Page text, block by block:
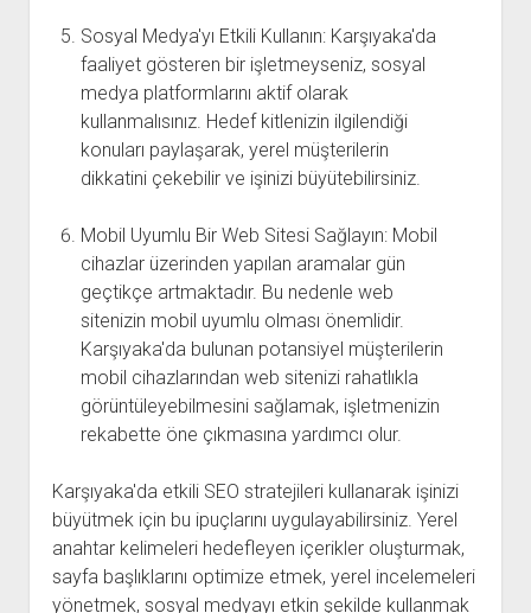
Sosyal Medya'yı Etkili Kullanın: Karşıyaka'da
faaliyet gösteren bir işletmeyseniz, sosyal
medya platformlarını aktif olarak
kullanmalısınız. Hedef kitlenizin ilgilendiği
konuları paylaşarak, yerel müşterilerin
dikkatini çekebilir ve işinizi büyütebilirsiniz.
Mobil Uyumlu Bir Web Sitesi Sağlayın: Mobil
cihazlar üzerinden yapılan aramalar gün
geçtikçe artmaktadır. Bu nedenle web
sitenizin mobil uyumlu olması önemlidir.
Karşıyaka'da bulunan potansiyel müşterilerin
mobil cihazlarından web sitenizi rahatlıkla
görüntüleyebilmesini sağlamak, işletmenizin
rekabette öne çıkmasına yardımcı olur.
Karşıyaka'da etkili SEO stratejileri kullanarak işinizi
büyütmek için bu ipuçlarını uygulayabilirsiniz. Yerel
anahtar kelimeleri hedefleyen içerikler oluşturmak,
sayfa başlıklarını optimize etmek, yerel incelemeleri
yönetmek, sosyal medyayı etkin şekilde kullanmak